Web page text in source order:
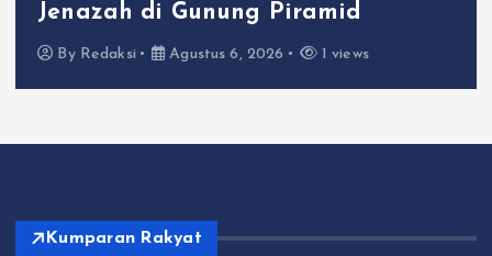
Jenazah di Gunung Piramid
By Redaksi Agustus 6, 2026 1 views
Kumparan Rakyat